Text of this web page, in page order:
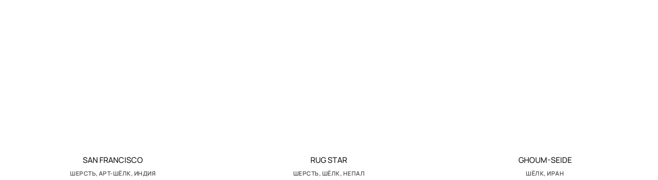
SAN FRANCISCO
ШЕРСТЬ, АРТ-ШЁЛК, ИНДИЯ
RUG STAR
ШЕРСТЬ, ШЁЛК, НЕПАЛ
GHOUM-SEIDE
ШЁЛК, ИРАН